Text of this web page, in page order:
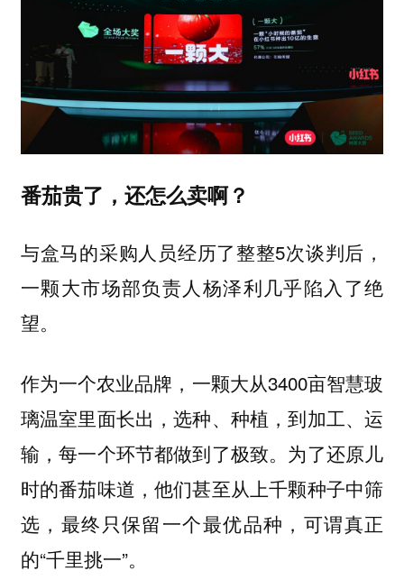
番茄贵了，还怎么卖啊？
与盒马的采购人员经历了整整5次谈判后，
一颗大市场部负责人杨泽利几乎陷入了绝
望。
作为一个农业品牌，一颗大从3400亩智慧玻
璃温室里面长出，选种、种植，到加工、运
输，每一个环节都做到了极致。为了还原儿
时的番茄味道，他们甚至从上千颗种子中筛
选，最终只保留一个最优品种，可谓真正
的“千里挑一”。